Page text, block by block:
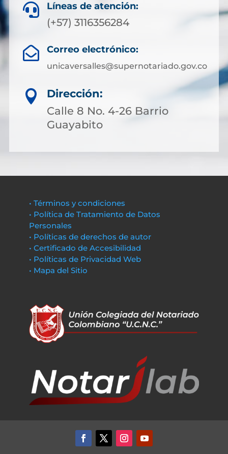
 Líneas de atención:
(+57) 3116356284
 Correo electrónico:
unicaversalles@supernotariado.gov.co

Dirección:
Calle 8 No. 4-26 Barrio
Guayabito
• Términos y condiciones
• Política de Tratamiento de Datos
Personales
• Políticas de derechos de autor
• Certificado de Accesibilidad
• Políticas de Privacidad Web
• Mapa del Sitio